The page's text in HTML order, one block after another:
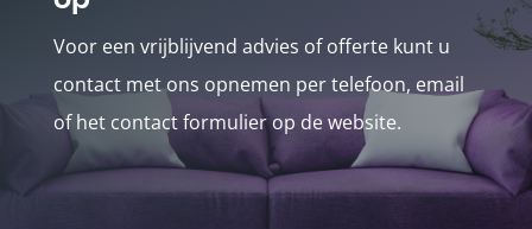
Voor een vrijblijvend advies of offerte kunt u
contact met ons opnemen per telefoon, email
of het contact formulier op de website.